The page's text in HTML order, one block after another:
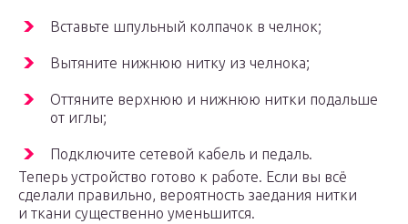
Вставьте шпульный колпачок в челнок;
Вытяните нижнюю нитку из челнока;
Оттяните верхнюю и нижнюю нитки подальше
от иглы;
Подключите сетевой кабель и педаль.
Теперь устройство готово к работе. Если вы всё
сделали правильно, вероятность заедания нитки
и ткани существенно уменьшится.